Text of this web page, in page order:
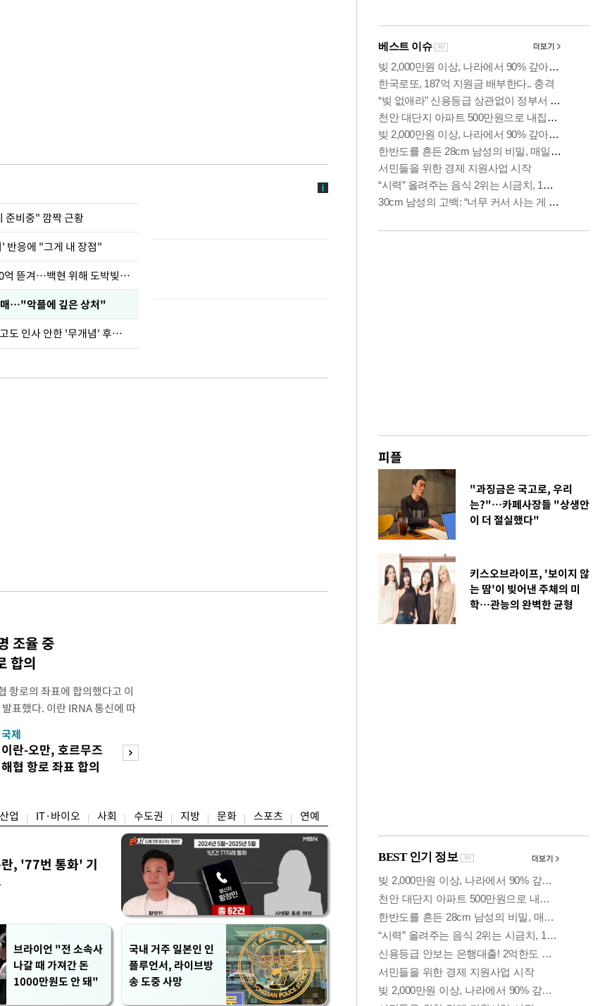
준비중" 깜짝 근황
반응에 "그게 내 장점"
차가원 "MC몽에 400억 뜯겨…백현 위해 도박빚 갚아줘"
…"악플에 깊은 상처"
브라이언, 눈 마주치고도 인사 안한 '무개념' 후배 폭로
조율 중
합의
항로의 좌표에 합의했다고 이
표했다. 이란 IRNA 통신에 따
대변인은 호르무즈 해협과 관
지리적 좌표는 합의되었으
않는다면 주요 고려 사항과 합
명도 최종 검토 및 작성 단계
국제
이란-오만, 호르무즈
해협 항로 좌표 합의
산업 IT·바이오 사회 수도권 지방 문화 스포츠 연예
, '77번 통화' 기
브라이언 "전 소속사
나갈 때 가져간 돈
1000만원도 안 돼"
국내 거주 일본인 인
플루언서, 라이브방
송 도중 사망
피플
"과징금은 국고로, 우리
는?"…카페사장들 "상생안
이 더 절실했다"
키스오브라이프, '보이지 않
는 땀'이 빚어낸 주체의 미
학…관능의 완벽한 균형